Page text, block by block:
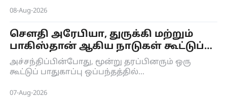
பற்றிய ஐ.நா கட்டுக்கோப்பு உடன்படிக்கையின்
செயலகத்தின் நிர்வாகச் செயலாளர் சைமன் ஸ்டீல்
பாராட்டியுள்ளார்.
08-Aug-2026
செளதி அரேபியா, துருக்கி மற்றும்
பாகிஸ்தான் ஆகிய நாடுகள் கூட்டுப்
பாதுகாப்பு ஒப்பந்தம்
அச்சந்திப்பின்போது, ​​மூன்று தரப்பினரும் ஒரு
கூட்டுப் பாதுகாப்பு ஒப்பந்தத்தில்
07-Aug-2026